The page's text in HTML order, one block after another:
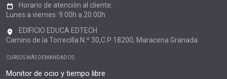
Horario de atención al cliente:
Lunes a viernes: 9.00h a 20.00h
EDIFICIO EDUCA EDTECH
Camino de la Torrecilla N.º 30,C.P 18200, Maracena Granada
CURSOS MÁS DEMANDADOS:
Monitor de ocio y tiempo libre